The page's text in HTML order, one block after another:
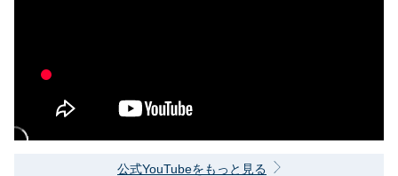
公式YouTubeをもっと見る